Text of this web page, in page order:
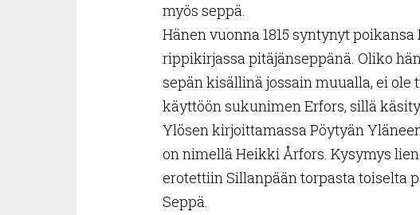
myös seppä.
Hänen vuonna 1815 syntynyt
rippikirjassa pitäjänseppänä. Oliko
sepän kisällinä jossain muualla, ei ole
käyttöön sukunimen Erfors, sillä
Ylösen kirjoittamassa Pöytyän
on nimellä Heikki Årfors. Kysymys
erotettiin Sillanpään torpasta toiselta
Seppä.